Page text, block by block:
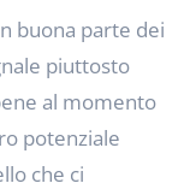
buona parte dei
piuttosto
al momento
potenziale
che ci